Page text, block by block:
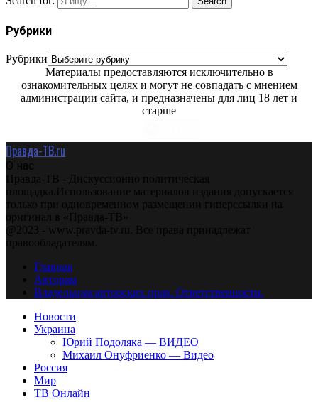
Рубрики
Рубрики
Материалы предоставляются исключительно в
ознакомительных целях и могут не совпадать с мнением
администрации сайта, и предназначены для лиц 18 лет и
старше
Правда-ТВ.ru
О нас
Правда-ТВ - Дискуссионно политическая
площадка.Использование материалов издания допускается
только при одновременном размещении гиперссылки на
оригинал в «Правда-ТВ»
@2023 - www.pravda-tv.ru. Все права принадлежат
правообладателям.
Главная
Авторам
Владельцам авторских прав. Ответственности.
Новости
Украина
Юрий Подоляка — ВИДЕО
Михаил Онуфриенко — Видео
Россия
Мир
ТВ Онлайн